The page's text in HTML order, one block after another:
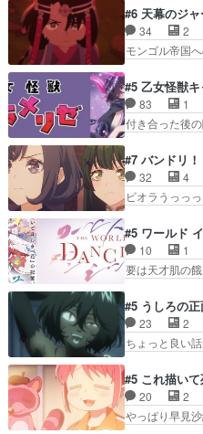
んへ…もう中
での誕生プレ
梅ちゃんがた…
にアサはいな
当主が際限な
うガブちゃん
た時から伏線
い筈のガブち
あって、最終
量のツガイに
#6 天幕のジ
34 2
モンゴル帝国
タイの妃にな
ネの過去、宝
の過去、、辛
良い人でも、
過去には同情
去…萌え袖が
ラ、2人だけ
#5 乙女怪獣
83 1
付き合った後
とメスってて
い始めたら始
つ踏み出す黒
ルが可愛いお
らっしゃるか
るのはいいけ
のかはまだ不
#7 バンドリ
32 4
ビオラうっっ
ラが悪魔すぎ
とめました(
がバッチリ嵌
なんて気にし
け？と思った
＿!!­­--­­--­… それ
が仕…
#5 ワールド
10 1
要は天才肌の
の鬼夜叉と田
は良くとも、
石也と共に観
れ、三条坊門
子舞勝負。鬼
い。新しい獅
primevideoで
#5 うしろの
23 2
ちょっと良い
も1日お疲れ
われたお市ち
させていただ
リーみたいな
#5 これ描い
20 2
やっぱり早見